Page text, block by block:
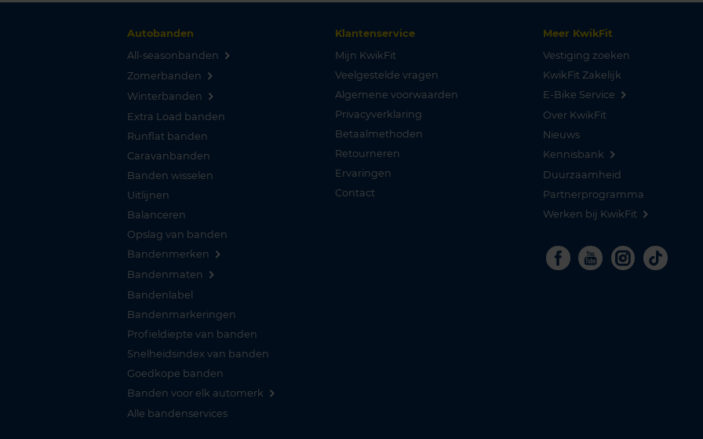
Autobanden
All-seasonbanden
Zomerbanden
Winterbanden
Extra Load banden
Runflat banden
Caravanbanden
Banden wisselen
Uitlijnen
Balanceren
Opslag van banden
Bandenmerken
Bandenmaten
Bandenlabel
Bandenmarkeringen
Profieldiepte van banden
Snelheidsindex van banden
Goedkope banden
Banden voor elk automerk
Alle bandenservices
Klantenservice
Mijn KwikFit
Veelgestelde vragen
Algemene voorwaarden
Privacyverklaring
Betaalmethoden
Retourneren
Ervaringen
Contact
Meer KwikFit
Vestiging zoeken
KwikFit Zakelijk
E-Bike Service
Over KwikFit
Nieuws
Kennisbank
Duurzaamheid
Partnerprogramma
Werken bij KwikFit
Facebook
Youtube